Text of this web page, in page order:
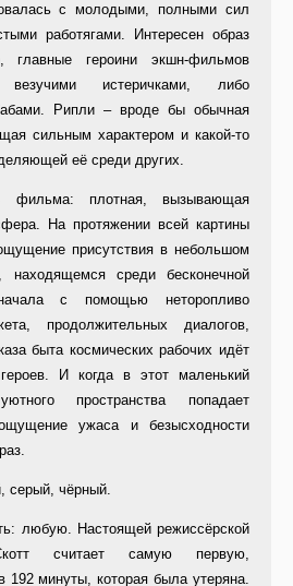
с молодыми, полными сил
работягами. Интересен образ
главные героини экшн-фильмов
истеричками, либо
Рипли – вроде бы обычная
сильным характером и какой-то
её среди других.
фильма: плотная, вызывающая
На протяжении всей картины
присутствия в небольшом
находящемся среди бесконечной
с помощью неторопливо
продолжительных диалогов,
быта космических рабочих идёт
И когда в этот маленький
пространства попадает
ужаса и безысходности
серый, чёрный.
любую. Настоящей режиссёрской
считает самую первую,
192 минуты, которая была утеряна.